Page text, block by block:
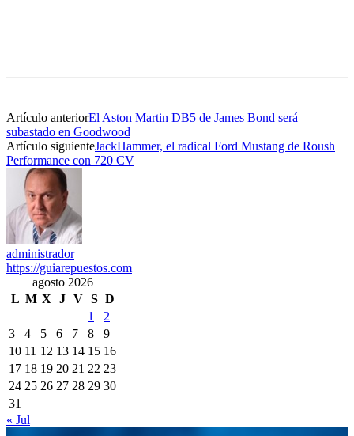
Artículo anteriorEl Aston Martin DB5 de James Bond será
subastado en Goodwood
Artículo siguienteJackHammer, el radical Ford Mustang de Roush
Performance con 720 CV
administrador
https://guiarepuestos.com
agosto 2026
L M X J V S D
1
2
3
4 5 6 7 8
9
10 11 12 13 14 15 16
17 18 19 20 21 22 23
24 25 26 27 28 29 30
31
« Jul